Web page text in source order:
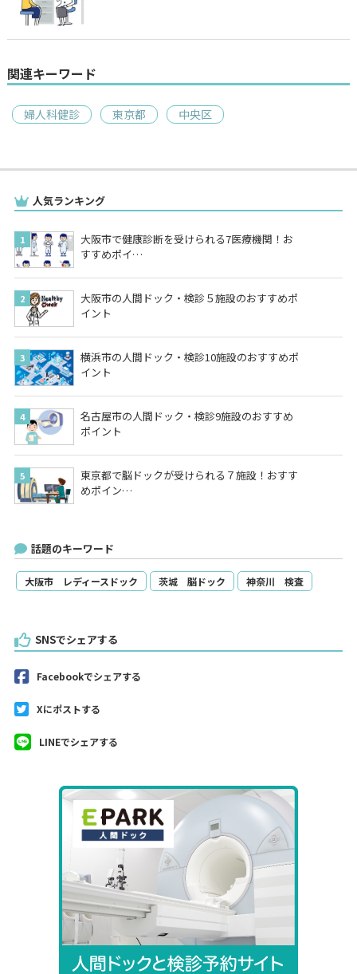
関連キーワード
婦人科健診 東京都 中央区
人気ランキング
大阪市で健康診断を受けられる7医療機関！お
すすめポイ…
大阪市の人間ドック・検診５施設のおすすめポ
イント
横浜市の人間ドック・検診10施設のおすすめポ
イント
名古屋市の人間ドック・検診9施設のおすすめ
ポイント
東京都で脳ドックが受けられる７施設！おすす
めポイン…
話題のキーワード
大阪市 レディースドック 茨城 脳ドック 神奈川 検査
SNSでシェアする
Facebookでシェアする
Xにポストする
LINEでシェアする